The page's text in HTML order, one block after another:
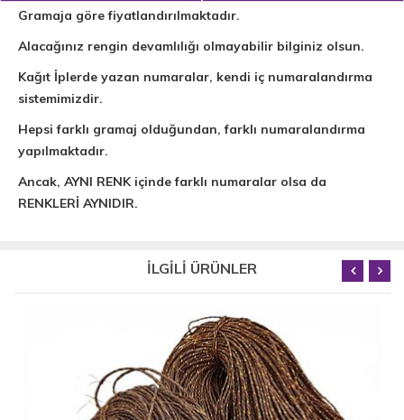
Gramaja göre fiyatlandırılmaktadır.
Alacağınız rengin devamlılığı olmayabilir bilginiz olsun.
Kağıt İplerde yazan numaralar, kendi iç numaralandırma
sistemimizdir.
Hepsi farklı gramaj olduğundan, farklı numaralandırma
yapılmaktadır.
Ancak, AYNI RENK içinde farklı numaralar olsa da
RENKLERİ AYNIDIR.
İLGİLİ ÜRÜNLER